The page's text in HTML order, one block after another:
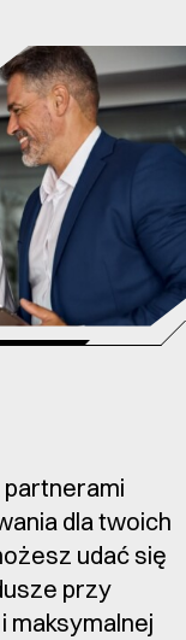
partnerami
dla twoich
udać się
przy
maksymalnej